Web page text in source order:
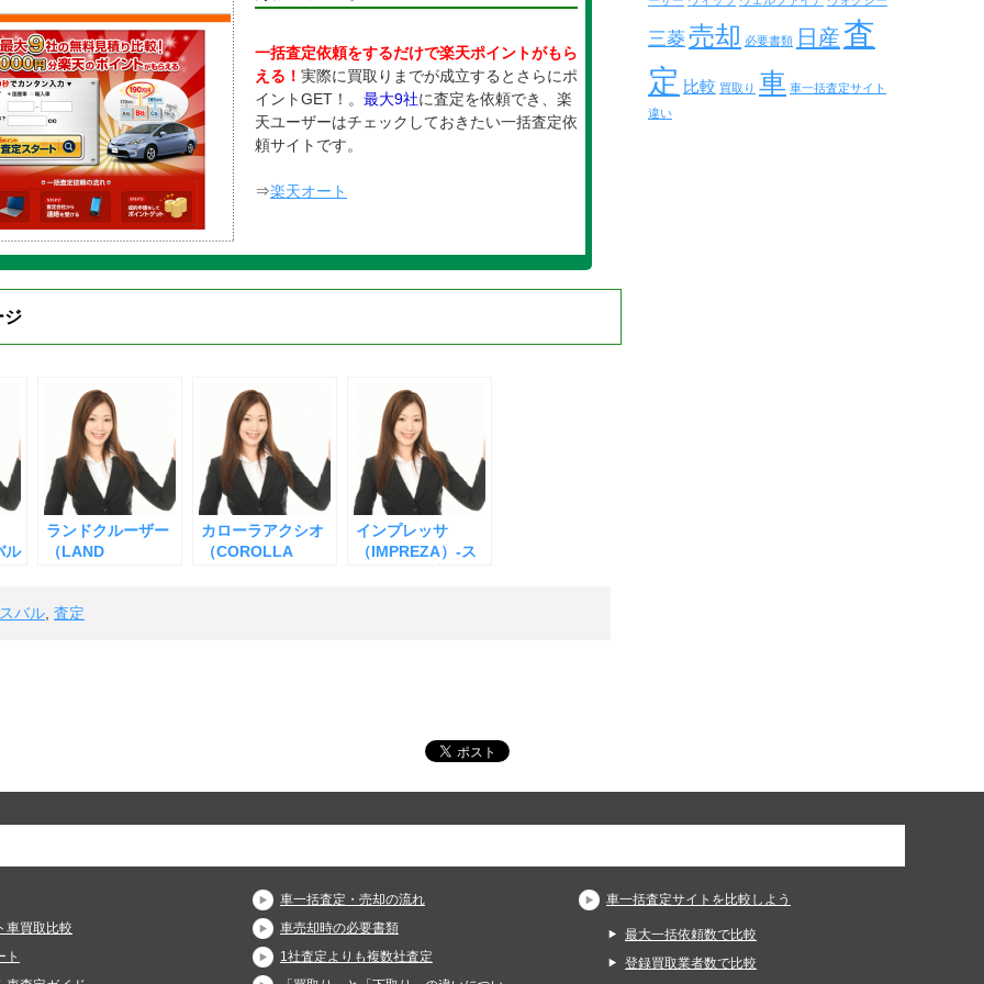
一括査定依頼をするだけで楽天ポイントがもら
える！実際に買取りまでが成立するとさらにポ
イントGET！。最大9社に査定を依頼でき、楽
天ユーザーはチェックしておきたい一括査定依
頼サイトです。
⇒楽天オート
ル
ランドクルーザー
（LAND
カローラアクシオ
（COROLLA
インプレッサ
（IMPREZA）-ス
スバル,査定
三菱売却 必要書類 日産査
定 比較 買取り 車 車一括査定サイト
違い
車買取比較
ト
車一括査定・売却の流れ
車売却時の必要書類
1社査定よりも複数社査定
車一括査定サイトを比較しよう
最大一括依頼数で比較
登録買取業者数で比較